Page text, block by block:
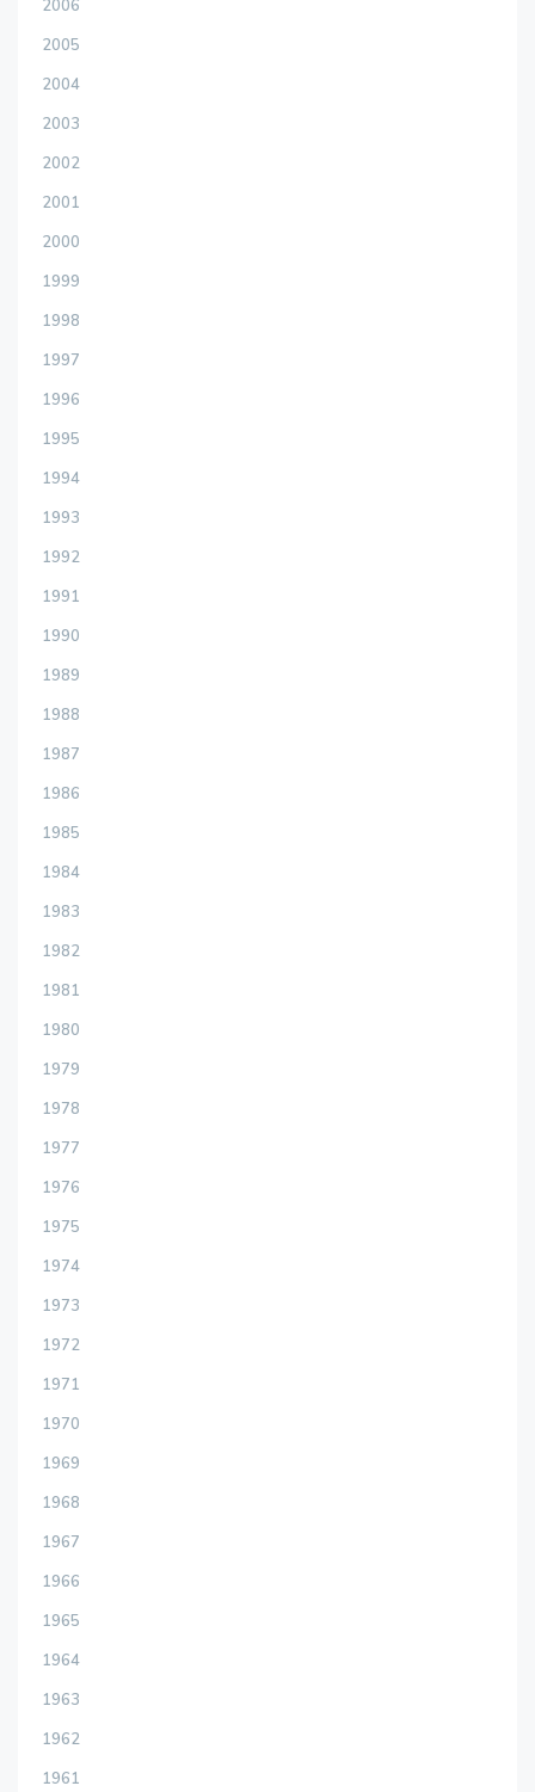
2006
2005
2004
2003
2002
2001
2000
1999
1998
1997
1996
1995
1994
1993
1992
1991
1990
1989
1988
1987
1986
1985
1984
1983
1982
1981
1980
1979
1978
1977
1976
1975
1974
1973
1972
1971
1970
1969
1968
1967
1966
1965
1964
1963
1962
1961